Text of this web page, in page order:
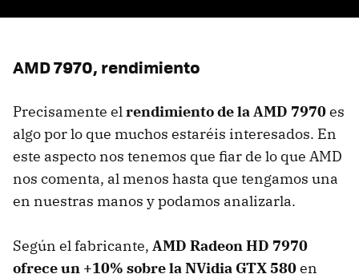
AMD7970, rendimiento
Precisamente elrendimiento de laAMD 7970es
algo por lo que muchos estaréis interesados. En
este aspecto nos tenemos que fiar de lo que AMD
nos comenta, al menos hasta que tengamos una
en nuestras manos y podamos analizarla.
Según el fabricante, AMD Radeon HD 7970
ofrece un +10% sobre la NVidia GTX580en